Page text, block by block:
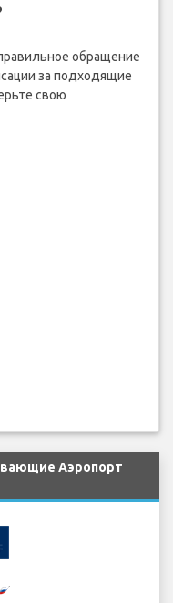
обращение
за подходящие
свою
Аэропорт